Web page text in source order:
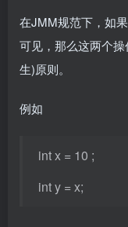
在JMM规范下，如
可见，那么这两个
生)原则。
例如
int x = 10 ;
int y = x;